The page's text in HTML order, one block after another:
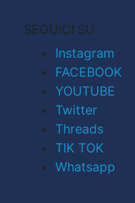
SEGUICI SU
Instagram
FACEBOOK
YOUTUBE
Twitter
Threads
TIK TOK
Whatsapp